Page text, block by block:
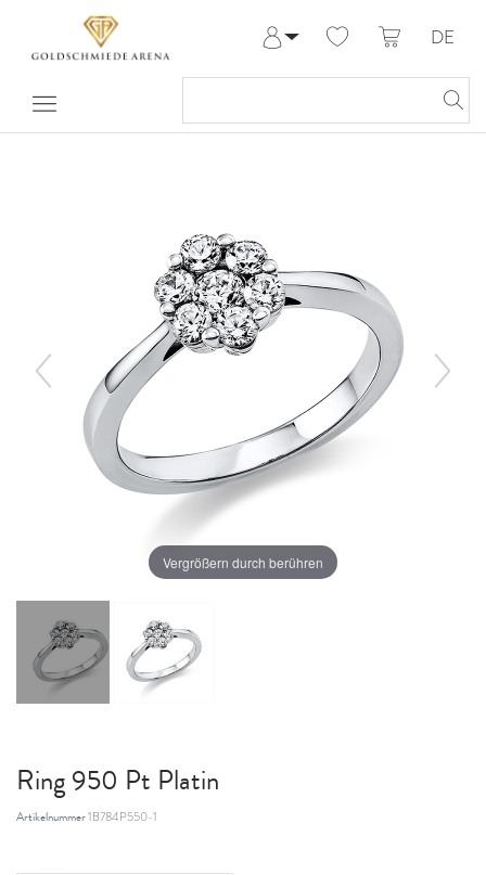
Meine Bestellungen
DE
Vergrößern durch berühren
Ring 950 Pt Platin
Artikelnummer1B784P550-1